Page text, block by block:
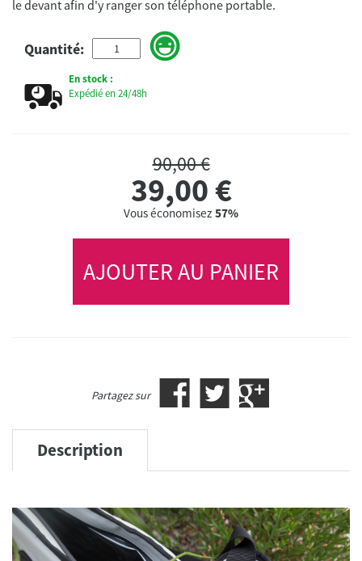
le devant afin d'y ranger son téléphone portable.
Quantité:
En stock :
Expédié en 24/48h
90,00 €
39,00€
Vous économisez 57%
AJOUTER AU PANIER
Partagez sur
Description